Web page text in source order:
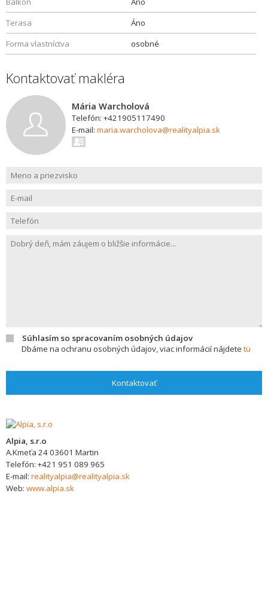
Terasa
Áno
Forma vlastníctva
osobné
Kontaktovať makléra
Mária Warcholová
Telefón: +421905117490
E-mail: maria.warcholova@realityalpia.sk
Súhlasím so spracovaním osobných údajov
Dbáme na ochranu osobných údajov, viac informácií nájdete tu
Kontaktovať
Alpia, s.r.o
A.Kmeťa 2403601 Martin
Telefón: +421 951 089 965
E-mail: realityalpia@realityalpia.sk
Web: www.alpia.sk